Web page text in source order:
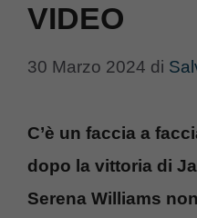
VIDEO
30 Marzo 2024 di
C’è un faccia a
dopo la vittoria di
Serena Williams